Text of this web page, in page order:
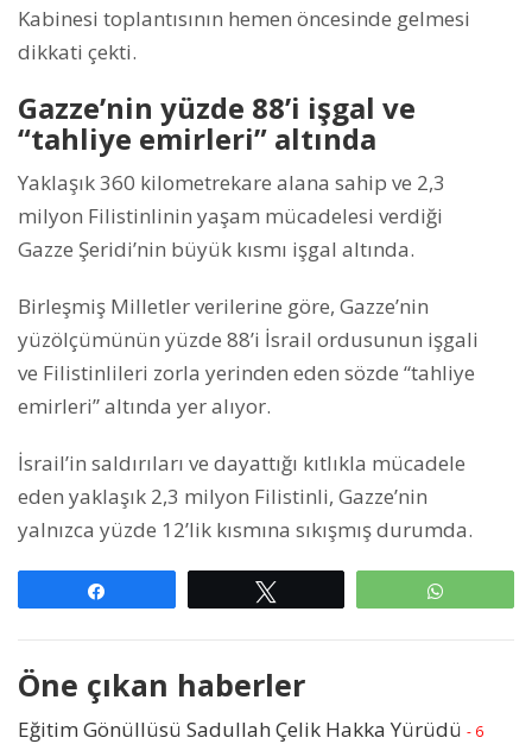
Kabinesi toplantısının hemen öncesinde gelmesi
dikkati çekti.
Gazze’nin yüzde 88’i işgal ve
“tahliye emirleri” altında
Yaklaşık 360 kilometrekare alana sahip ve 2,3
milyon Filistinlinin yaşam mücadelesi verdiği
Gazze Şeridi’nin büyük kısmı işgal altında.
Birleşmiş Milletler verilerine göre, Gazze’nin
yüzölçümünün yüzde 88’i İsrail ordusunun işgali
ve Filistinlileri zorla yerinden eden sözde “tahliye
emirleri” altında yer alıyor.
İsrail’in saldırıları ve dayattığı kıtlıkla mücadele
eden yaklaşık 2,3 milyon Filistinli, Gazze’nin
yalnızca yüzde 12’lik kısmına sıkışmış durumda.
Öne çıkan haberler
Eğitim Gönüllüsü Sadullah Çelik Hakka Yürüdü - 6